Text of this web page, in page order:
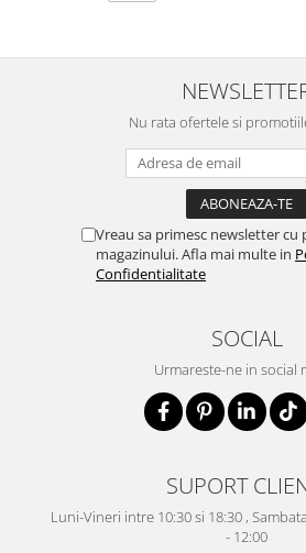
Nu rata ofertele si
Vreau sa primesc newsletter
magazinului. Afla mai multe in
Confidentialitate
SOCIAL
Urmareste-ne in social
SUPORT
Luni-Vineri intre 10:30 si 18:30 ,
- 12:00